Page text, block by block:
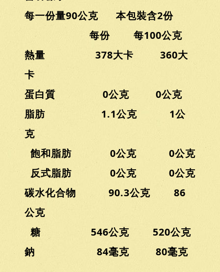
每一份量90公克 本包裝含2份
每份 每100公克
熱量 378大卡 360大
卡
蛋白質 0公克 0公克
脂肪 1.1公克 1公
克
飽和脂肪 0公克 0公克
反式脂肪 0公克 0公克
碳水化合物 90.3公克 86
公克
糖 546公克 520公克
鈉 84毫克 80毫克